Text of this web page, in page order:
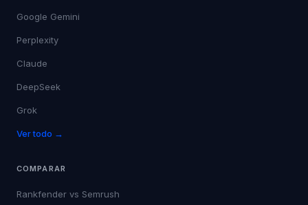
Google Gemini
Perplexity
Claude
DeepSeek
Grok
Ver todo →
COMPARAR
Rankfender vs Semrush